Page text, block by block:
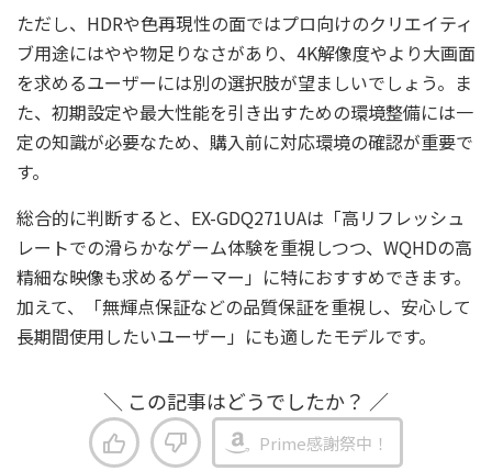
ただし、HDRや色再現性の面ではプロ向けのクリエイティ
ブ用途にはやや物足りなさがあり、4K解像度やより大画面
を求めるユーザーには別の選択肢が望ましいでしょう。ま
た、初期設定や最大性能を引き出すための環境整備には一
定の知識が必要なため、購入前に対応環境の確認が重要で
す。
総合的に判断すると、EX-GDQ271UAは「高リフレッシュ
レートでの滑らかなゲーム体験を重視しつつ、WQHDの高
精細な映像も求めるゲーマー」に特におすすめできます。
加えて、「無輝点保証などの品質保証を重視し、安心して
長期間使用したいユーザー」にも適したモデルです。
＼ この記事はどうでしたか？ ／
Prime感謝祭中！